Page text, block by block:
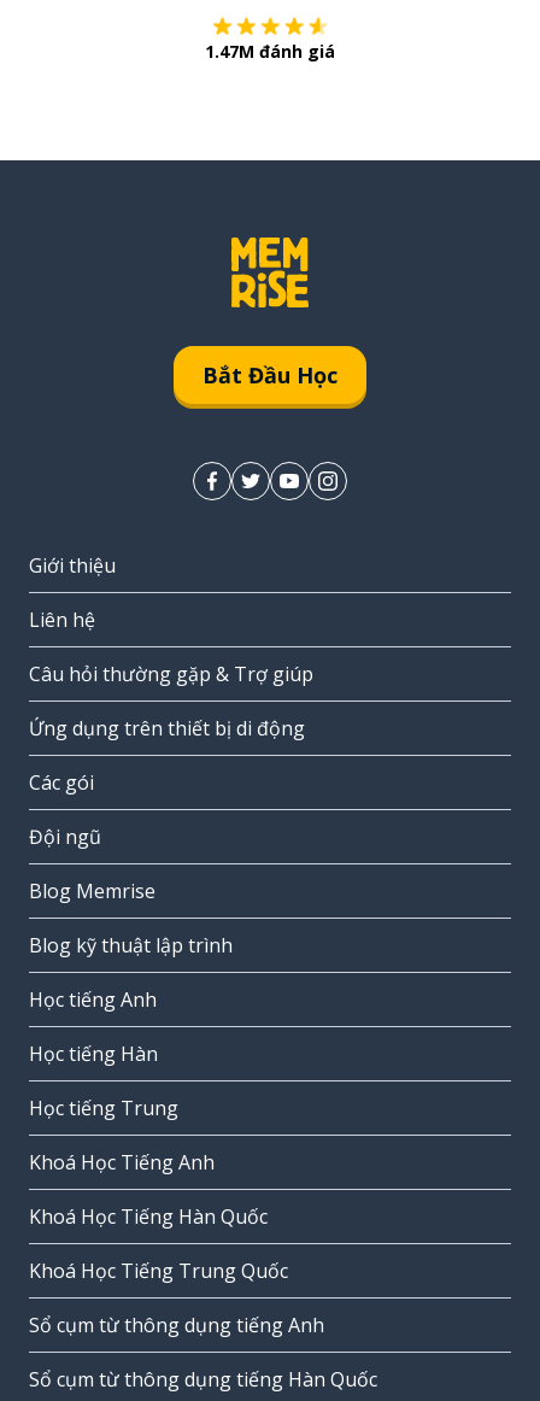
1.47M đánh giá
Bắt Đầu Học
Giới thiệu
Liên hệ
Câu hỏi thường gặp & Trợ giúp
Ứng dụng trên thiết bị di động
Các gói
Đội ngũ
Blog Memrise
Blog kỹ thuật lập trình
Học tiếng Anh
Học tiếng Hàn
Học tiếng Trung
Khoá Học Tiếng Anh
Khoá Học Tiếng Hàn Quốc
Khoá Học Tiếng Trung Quốc
Sổ cụm từ thông dụng tiếng Anh
Sổ cụm từ thông dụng tiếng Hàn Quốc